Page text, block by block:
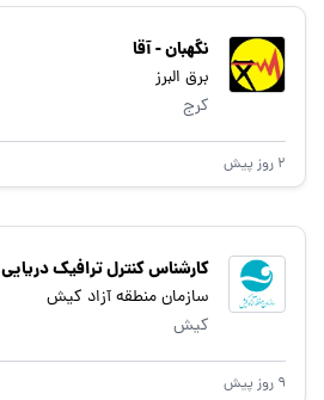
نگهبان - آقا
برق البرز
کرج
2 روز پیش
کارشناس کنترل ترافیک دریایی
سازمان منطقه آزاد کیش
کیش
9 روز پیش